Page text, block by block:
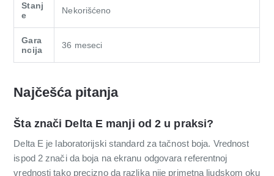
Stanj
e
Nekorišćeno
Gara
ncija
36 meseci
Najčešća pitanja
Šta znači Delta E manji od 2 u praksi?
Delta E je laboratorijski standard za tačnost boja. Vrednost
ispod 2 znači da boja na ekranu odgovara referentnoj
vrednosti tako precizno da razlika nije primetna ljudskom oku